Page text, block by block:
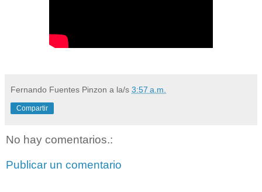
Fernando Fuentes Pinzon a la/s 3:57 a.m.
Compartir
No hay comentarios.:
Publicar un comentario